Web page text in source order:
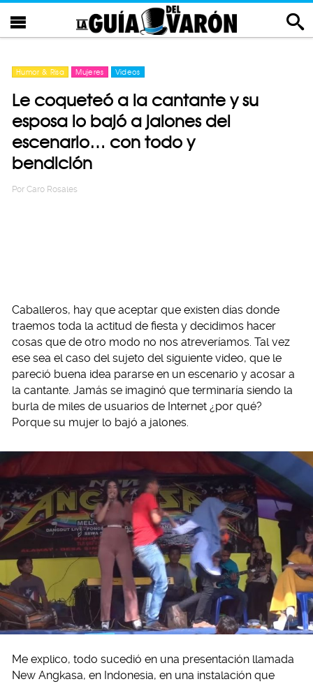
Humor & Risa Mujeres Videos
Le coqueteó a la cantante y su
esposa lo bajó a jalones del
escenario… con todo y
bendición
Por Caro Rosales
Caballeros, hay que aceptar que existen días donde
traemos toda la actitud de fiesta y decidimos hacer
cosas que de otro modo no nos atreveríamos. Tal vez
ese sea el caso del sujeto del siguiente video, que le
pareció buena idea pararse en un escenario y acosar a
la cantante. Jamás se imaginó que terminaría siendo la
burla de miles de usuarios de Internet ¿por qué?
Porque su mujer lo bajó a jalones.
Me explico, todo sucedió en una presentación llamada
New Angkasa, en Indonesia, en una instalación que